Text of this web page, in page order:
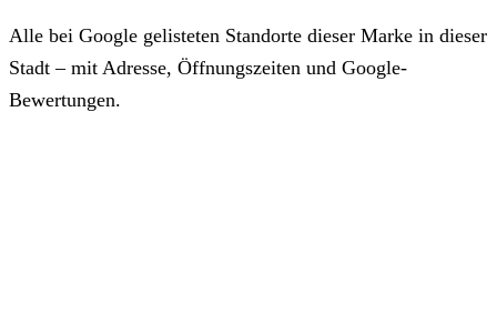
Alle bei Google gelisteten Standorte dieser Marke in dieser
Stadt – mit Adresse, Öffnungszeiten und Google-
Bewertungen.